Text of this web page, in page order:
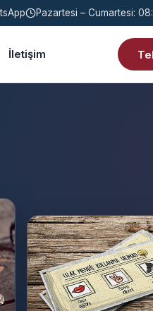
Pazartesi – Cumartesi:
İletişim